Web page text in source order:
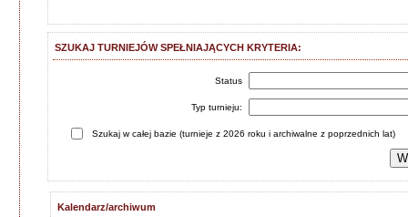
SZUKAJ TURNIEJÓW SPEŁNIAJĄCYCH KRYTERIA:
Status
Typ turnieju:
Szukaj w całej bazie (turnieje z 2026 roku i archiwalne z poprzednich lat)
Kalendarz/archiwum